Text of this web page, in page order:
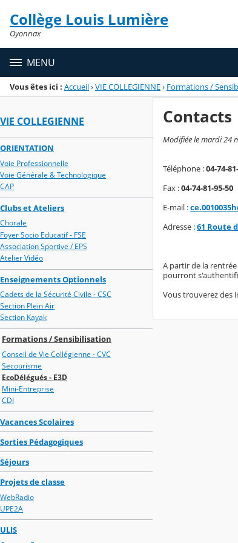
Menu de la rubrique
Contenu
Collège Louis Lumière
Oyonnax
MENU
Vous êtes ici : Accueil›VIE COLLEGIENNE› Formations /
VIE COLLEGIENNE
ORIENTATION
Voie Professionnelle
Voie Générale & Technologique
CAP
Clubs et Ateliers
Chorale
Foyer Socio Educatif - FSE
Association Sportive / EPS
Atelier Vidéo
Enseignements Optionnels
Cadets de la Sécurité Civile - CSC
Section Plein Air
Section Kayak
Formations / Sensibilisation
Conseil de Vie Collégienne - CVC
Secourisme
EcoDélégués - E3D
Mini-Entreprise
CDI
Vacances Scolaires
Sorties Pédagogiques
Séjours
Projets de classe
WebRadio
UPE2A
ULIS
Contacts
Modifiée le mardi 24
Téléphone :04-74-
Fax :04-74-81-95-50
E-mail :
Adresse :61 Route
A partir de la
pourront
Vous trouverez des